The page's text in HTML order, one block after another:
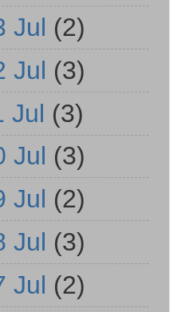
Jul (2)
Jul (3)
Jul (3)
Jul (3)
Jul (2)
Jul (3)
Jul (2)